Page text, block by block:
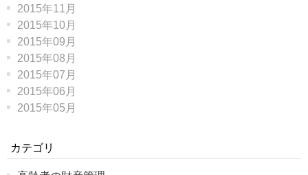
2015年11月
2015年10月
2015年09月
2015年08月
2015年07月
2015年06月
2015年05月
カテゴリ